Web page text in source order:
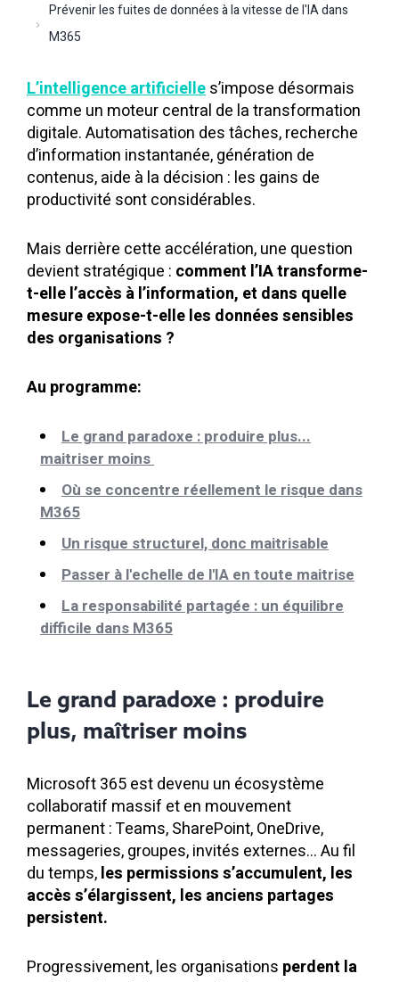
Prévenir les fuites de données à la vitesse de l'IA dans
M365
L’intelligence artificielles’impose désormais
comme un moteur central de la transformation
digitale. Automatisation des tâches, recherche
d’information instantanée, génération de
contenus, aide à la décision : les gains de
productivité sont considérables.
Mais derrière cette accélération, une question
devient stratégique : comment l’IA transforme-
t-elle l’accès à l’information, et dans quelle
mesure expose-t-elle les données sensibles
des organisations ?
Au programme:
Le grand paradoxe : produire plus...
maitriser moins
Où se concentre réellement le risque dans
M365
Un risque structurel, donc maitrisable
Passer à l'echelle de l'IA en toute maitrise
La responsabilité partagée : un équilibre
difficile dans M365
Le grand paradoxe : produire
plus, maîtriser moins
Microsoft 365 est devenu un écosystème
collaboratif massif et en mouvement
permanent :Teams, SharePoint, OneDrive,
messageries, groupes, invités externes… Au fil
du temps,les permissions s’accumulent, les
accès s’élargissent, les anciens partages
persistent.
Progressivement, les organisations perdent la